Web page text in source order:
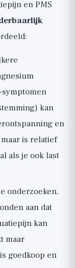
en PMS
kan
en
is relatief
als je ook last
onderzoeken,
aan dat
kan
maar
goedkoop en